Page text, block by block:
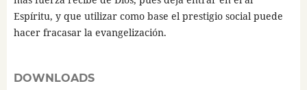
Espíritu, y que utilizar como base el prestigio social puede
hacer fracasar la evangelización.
DOWNLOADS